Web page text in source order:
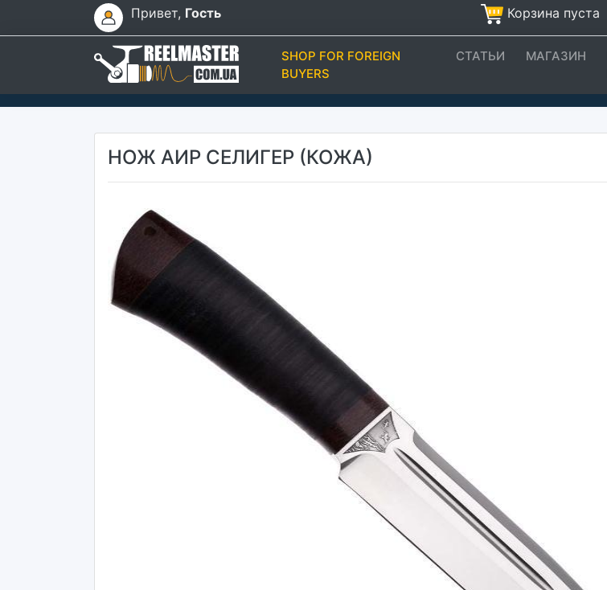
Привет, Гость Корзина пуста
SHOP FOR FOREIGN
BUYERS
СТАТЬИ МАГАЗИН
НОЖ АИР СЕЛИГЕР (КОЖА)